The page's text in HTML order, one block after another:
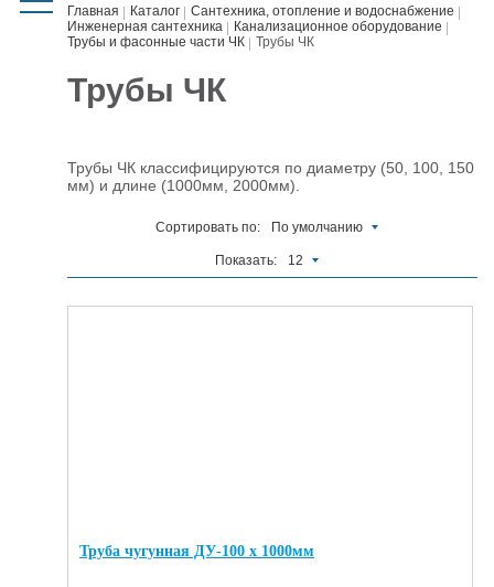
Стройматериалы 1908
Отделочные
Инструменты 485
Сантехника,
отопление и
Вентиляционное
Главная Каталог
Сантехника, отопление и водоснабжение
Инженерная сантехника
Канализационное оборудование
Трубы и фасонные части ЧК
Трубы ЧК
Трубы ЧК
Трубы ЧК классифицируются по диаметру (50, 100, 150
мм) и длине (1000мм, 2000мм).
Сортировать по: По умолчанию
Показать: 12
Труба чугунная ДУ-100 х 1000мм